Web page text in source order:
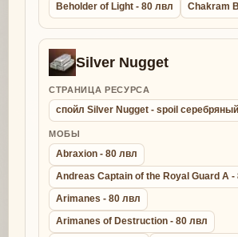
Beholder of Light - 80 лвл
Chakram
Silver Nugget
СТРАНИЦА РЕСУРСА
спойл Silver Nugget - spoil
МОБЫ
Abraxion - 80 лвл
Andreas Captain of the Royal Guard A -
Arimanes - 80 лвл
Arimanes of Destruction - 80 лвл